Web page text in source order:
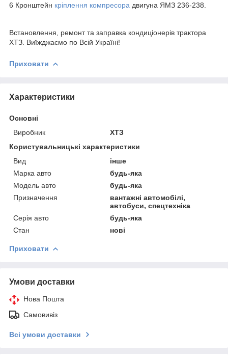
6 Кронштейн кріплення компресора двигуна ЯМЗ 236-238.
Встановлення, ремонт та заправка кондиціонерів трактора
ХТЗ. Виїжджаємо по Всій Україні!
Приховати
Характеристики
Основні
Виробник
ХТЗ
Користувальницькі характеристики
Вид
інше
Марка авто
будь-яка
Модель авто
будь-яка
Призначення
вантажні автомобілі,
автобуси, спецтехніка
Серія авто
будь-яка
Стан
нові
Приховати
Умови доставки
Нова Пошта
Самовивіз
Всі умови доставки